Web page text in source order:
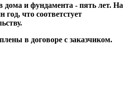
дома и фундамента - пять лет. На
что соответстует
в договоре с заказчиком.